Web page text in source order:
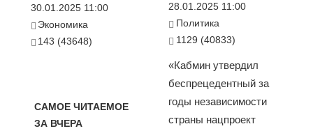
30.01.2025 11:00
Экономика
143 (43648)
САМОЕ ЧИТАЕМОЕ
ЗА ВЧЕРА
28.01.2025 11:00
Политика
1129 (40833)
«Кабмин утвердил
беспрецедентный за
годы независимости
страны нацпроект